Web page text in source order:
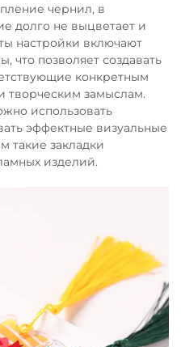
чернил, в
долго не выцветает и
настройки включают
позволяет создавать
конкретным
творческим замыслам.
использовать
эффектные визуальные
такие закладки
изделий.